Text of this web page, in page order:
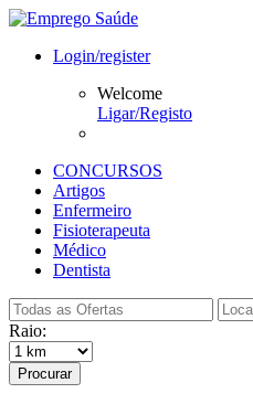
Login/register
Welcome
Ligar/Registo
CONCURSOS
Artigos
Enfermeiro
Fisioterapeuta
Médico
Dentista
Raio:
Procurar